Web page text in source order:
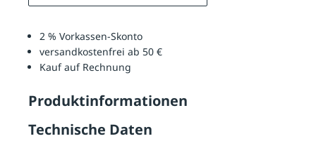
2 % Vorkassen-Skonto
versandkostenfrei ab 50 €
Kauf auf Rechnung
Produktinformationen
Technische Daten